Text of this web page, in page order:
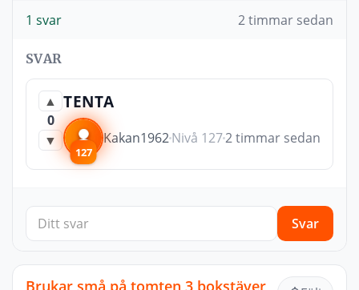
1 svar 2 timmar sedan
SVAR
▲
0
▼
TENTA
127
Kakan1962Nivå 1272 timmar sedan
Svar
Brukar små på tomten 3 bokstäver